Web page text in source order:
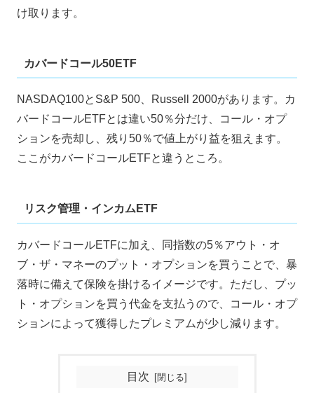
け取ります。
カバードコール50ETF
NASDAQ100とS&P 500、Russell 2000があります。カ
バードコールETFとは違い50％分だけ、コール・オプ
ションを売却し、残り50％で値上がり益を狙えます。
ここがカバードコールETFと違うところ。
リスク管理・インカムETF
カバードコールETFに加え、同指数の5％アウト・オ
ブ・ザ・マネーのプット・オプションを買うことで、暴
落時に備えて保険を掛けるイメージです。ただし、プッ
ト・オプションを買う代金を支払うので、コール・オプ
ションによって獲得したプレミアムが少し減ります。
目次